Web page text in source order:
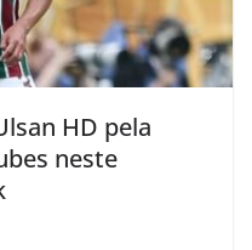
HD pela
neste